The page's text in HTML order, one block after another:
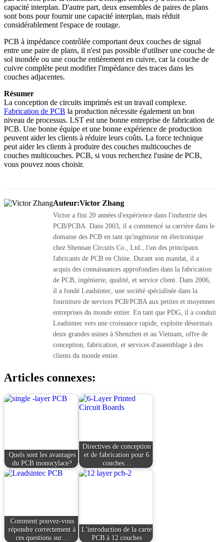
capacité interplan. D'autre part, deux ensembles de paires de plans
sont bons pour fournir une capacité interplan, mais réduit
considérablement l'espace de routage.
PCB à impédance contrôlée comportant deux couches de signal
entre une paire de plans, il n'est pas possible d'utiliser une couche de
sol inondée ou une couche entièrement en cuivre, car la couche de
cuivre complète peut modifier l'impédance des traces dans les
couches adjacentes.
Résumer
La conception de circuits imprimés est un travail complexe.
Fabrication de PCB la production nécessite également un bon
niveau de processus. LST est une bonne entreprise de fabrication de
PCB. Une bonne équipe et une bonne expérience de production
peuvent aider les clients à réduire leurs coûts. La force technique
peut aider les clients à produire des couches multicouches de
couches multicouches. PCB, si vous recherchez l'usine de PCB,
vous pouvez nous choisir.
Auteur:Victor Zhang
Victor a fini 20 années d'expérience dans l'industrie des
PCB/PCBA. Dans 2003, il a commencé sa carrière dans le
domaine des PCB en tant qu'ingénieur en électronique
chez Shennan Circuits Co., Ltd., l'un des principaux
fabricants de PCB en Chine. Durant son mandat, il a
acquis des connaissances approfondies dans la fabrication
de PCB, ingénierie, qualité, et service client. Dans 2006,
il a fondé Leadsintec, une société spécialisée dans la
fourniture de services PCB/PCBA aux petites et moyennes
entreprises du monde entier. En tant que PDG, il a conduit
Leadsintec vers une croissance rapide, exploite désormais
deux grandes usines à Shenzhen et au Vietnam, offre de
conception, fabrication, et services d'assemblage à des
clients du monde entier.
Articles connexes:
Quels sont les avantages
du PCB monocylace?
Directives de conception
et de fabrication pour 6
couches…
Comment pouvez-vous
répondre correctement à
ces questions sur…
L'introduction de la carte
PCB à 12 couches